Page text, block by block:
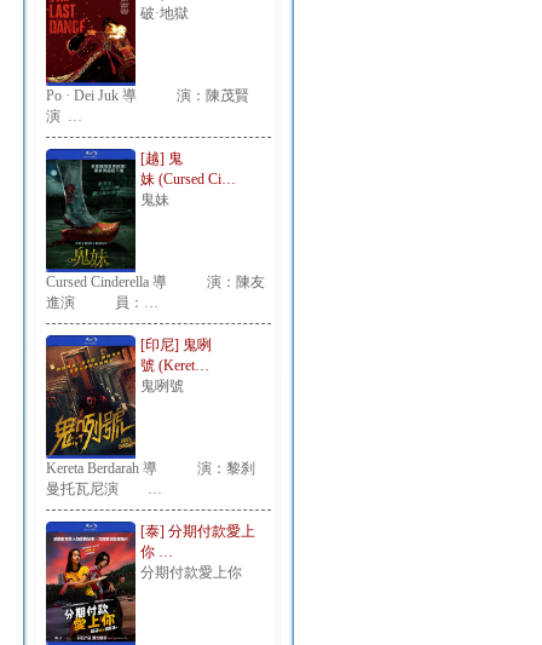
破·地獄
Po · Dei Juk 導 演：陳茂賢
演 …
[越] 鬼
妹 (Cursed Ci…
鬼妹
Cursed Cinderella 導 演：陳友
進演 員：…
[印尼] 鬼咧
號 (Keret…
鬼咧號
Kereta Berdarah 導 演：黎刹
曼托瓦尼演 …
[泰] 分期付款愛上
你 …
分期付款愛上你